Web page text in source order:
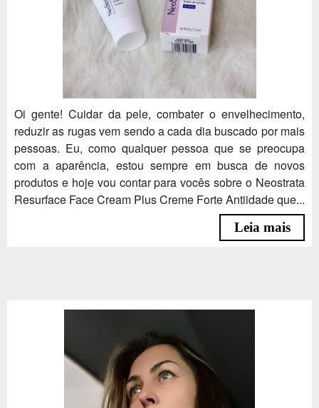
Oi gente! Cuidar da pele, combater o envelhecimento,
reduzir as rugas vem sendo a cada dia buscado por mais
pessoas. Eu, como qualquer pessoa que se preocupa
com a aparência, estou sempre em busca de novos
produtos e hoje vou contar para vocês sobre o Neostrata
Resurface Face Cream Plus Creme Forte Antiidade que...
Leia mais